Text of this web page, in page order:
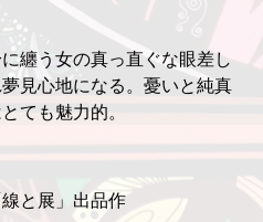
纏う女の真っ直ぐな眼差し
見心地になる。憂いと純真
ても魅力的。
と展」出品作